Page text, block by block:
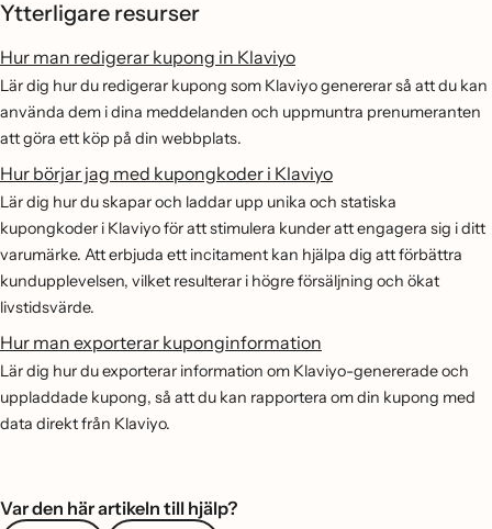
Ytterligare resurser
Hur man redigerar kupong in Klaviyo
Lär dig hur du redigerar kupong som Klaviyo genererar så att du kan
använda dem i dina meddelanden och uppmuntra prenumeranten
att göra ett köp på din webbplats.
Hur börjar jag med kupongkoder i Klaviyo
Lär dig hur du skapar och laddar upp unika och statiska
kupongkoder i Klaviyo för att stimulera kunder att engagera sig i ditt
varumärke. Att erbjuda ett incitament kan hjälpa dig att förbättra
kundupplevelsen, vilket resulterar i högre försäljning och ökat
livstidsvärde.
Hur man exporterar kuponginformation
Lär dig hur du exporterar information om Klaviyo-genererade och
uppladdade kupong, så att du kan rapportera om din kupong med
data direkt från Klaviyo.
Var den här artikeln till hjälp?